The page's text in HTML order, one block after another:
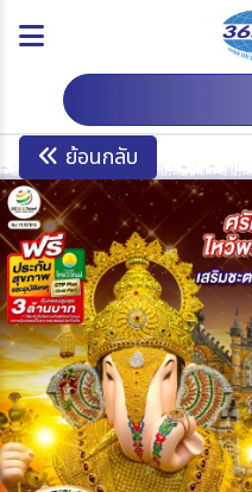
ย้อนกลับ